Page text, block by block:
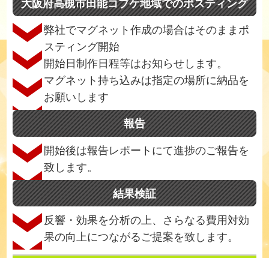
大阪府高槻市田能コブケ地域でのポスティング
弊社でマグネット作成の場合はそのままポ
スティング開始
開始日制作日程等はお知らせします。
マグネット持ち込みは指定の場所に納品を
お願いします
報告
開始後は報告レポートにて進捗のご報告を
致します。
結果検証
反響・効果を分析の上、さらなる費用対効
果の向上につながるご提案を致します。